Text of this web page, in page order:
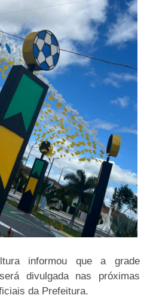
informou que a grade
divulgada nas próximas
da Prefeitura.